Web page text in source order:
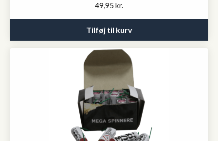
49,95 kr.
Tilføj til kurv